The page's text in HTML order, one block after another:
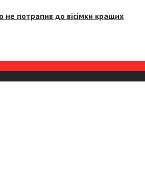
не потрапив до вісімки кращих